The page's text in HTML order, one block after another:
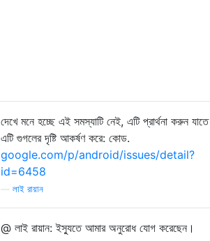
দেখে মনে হচ্ছে এই সমস্যাটি নেই, এটি প্রার্থনা করুন যাতে
এটি গুগলের দৃষ্টি আকর্ষণ করে: কোড.
google.com/p/android/issues/detail?
id=6458
লাই রায়ান
@ লাই রায়ান: ইস্যুতে আমার অনুরোধ যোগ করেছেন।